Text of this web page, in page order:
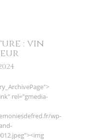
: vin
rel="gmedia-
wp-